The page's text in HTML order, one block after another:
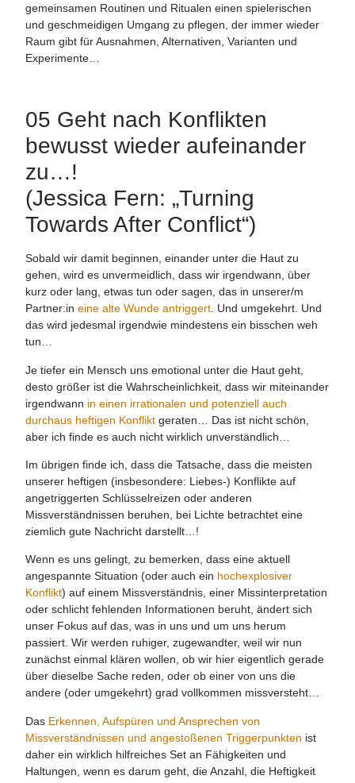
gemeinsamen Routinen und Ritualen einen spielerischen
und geschmeidigen Umgang zu pflegen, der immer wieder
Raum gibt für Ausnahmen, Alternativen, Varianten und
Experimente…
05 Geht nach Konflikten
bewusst wieder aufeinander
zu…!
(Jessica Fern: „Turning
Towards After Conflict“)
Sobald wir damit beginnen, einander unter die Haut zu
gehen, wird es unvermeidlich, dass wir irgendwann, über
kurz oder lang, etwas tun oder sagen, das in unserer/m
Partner:ineine alte Wunde antriggert. Und umgekehrt. Und
das wird jedesmal irgendwie mindestens ein bisschen weh
tun…
Je tiefer ein Mensch uns emotional unter die Haut geht,
desto größer ist die Wahrscheinlichkeit, dass wir miteinander
irgendwann in einen irrationalen und potenziell auch
durchaus heftigen Konflikt geraten… Das ist nicht schön,
aber ich finde es auch nicht wirklich unverständlich…
Im übrigen finde ich, dass die Tatsache, dass die meisten
unserer heftigen (insbesondere: Liebes-) Konflikte auf
angetriggerten Schlüsselreizen oder anderen
Missverständnissen beruhen, bei Lichte betrachtet eine
ziemlich gute Nachricht darstellt…!
Wenn es uns gelingt, zu bemerken, dass eine aktuell
angespannte Situation (oder auch ein hochexplosiver
Konflikt) auf einem Missverständnis, einer Missinterpretation
oder schlicht fehlenden Informationen beruht, ändert sich
unser Fokus auf das, was in uns und um uns herum
passiert. Wir werden ruhiger, zugewandter, weil wir nun
zunächst einmal klären wollen, ob wir hier eigentlich gerade
über dieselbe Sache reden, oder ob einer von uns die
andere (oder umgekehrt) grad vollkommen missversteht…
Das Erkennen, Aufspüren und Ansprechen von
Missverständnissen und angestoßenen Triggerpunkten ist
daher ein wirklich hilfreiches Set an Fähigkeiten und
Haltungen, wenn es darum geht, die Anzahl, die Heftigkeit